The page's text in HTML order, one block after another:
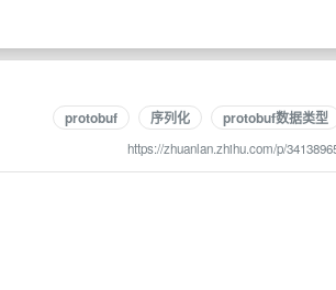
protobuf 序列化 protobuf数据类型
https://zhuanlan.zhihu.com/p/